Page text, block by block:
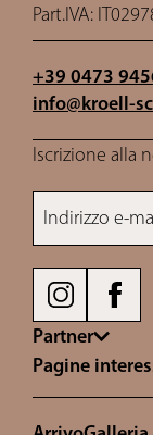
Part.IVA:
+39 0473
info@kroell-
Iscrizione alla
Indirizzo e-
Partner
Pagine